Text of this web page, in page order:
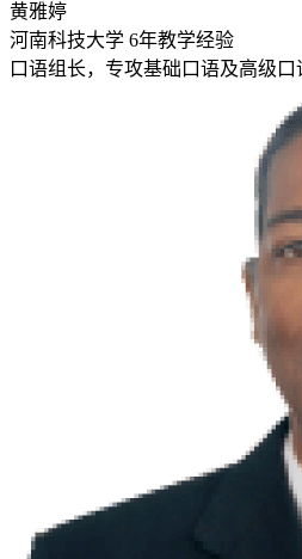
黄雅婷
河南科技大学 6年教学经验
口语组长，专攻基础口语及高级口